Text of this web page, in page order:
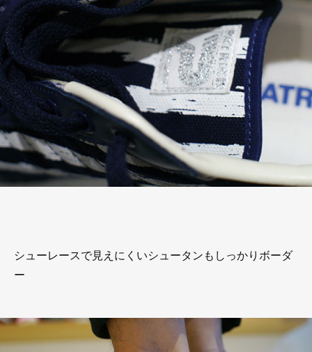
シューレースで見えにくいシュータンもしっかりボーダ
ー